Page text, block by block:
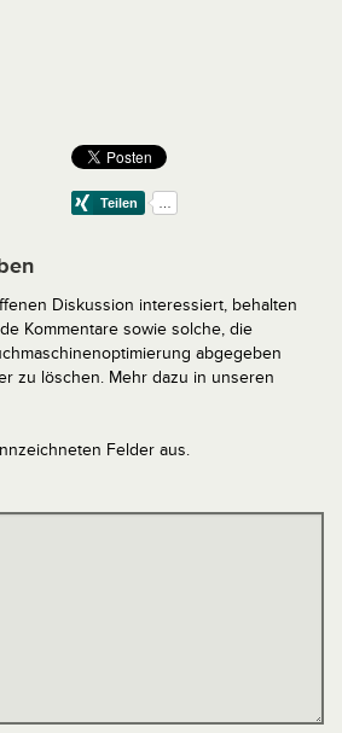
Diskussion interessiert, behalten
Kommentare sowie solche, die
abgegeben
zu löschen. Mehr dazu in unseren
Felder aus.